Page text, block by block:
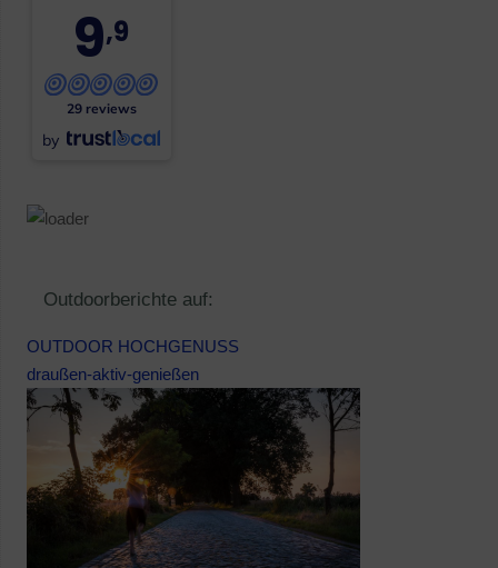
9,9
29 reviews
by
Outdoorberichte auf:
OUTDOOR HOCHGENUSS
draußen-aktiv-genießen